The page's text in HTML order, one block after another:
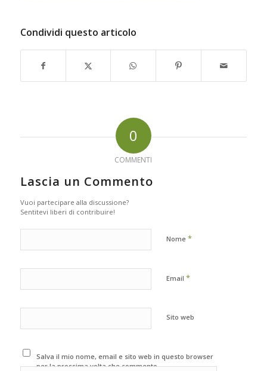
Condividi questo articolo
0
COMMENTI
Lascia un Commento
Vuoi partecipare alla discussione?
Sentitevi liberi di contribuire!
Nome *
Email *
Sito web
Salva il mio nome, email e sito web in questo browser
per la prossima volta che commento.